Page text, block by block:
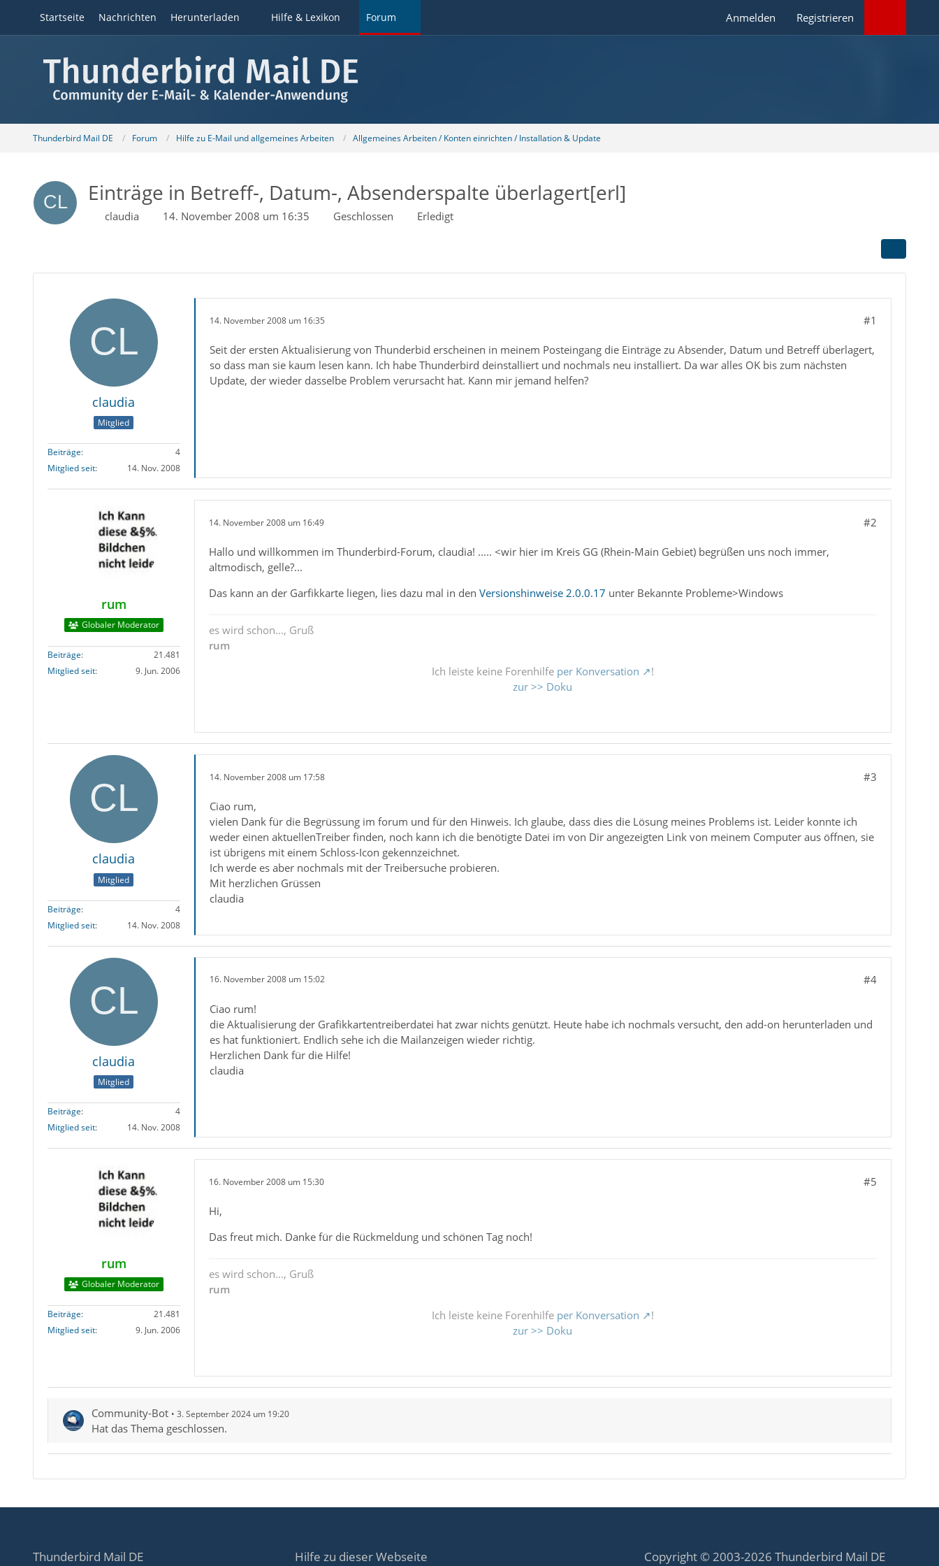
Startseite Nachrichten Herunterladen Hilfe & Lexikon Forum Anmelden Registrieren
Thunderbird Mail DE Forum Hilfe zu E-Mail und allgemeines Arbeiten Allgemeines Arbeiten / Konten einrichten / Installation & Update
Einträge in Betreff-, Datum-, Absenderspalte überlagert[erl]
claudia 14. November 2008 um 16:35 Geschlossen Erledigt
claudia
Mitglied
Beiträge
4
Mitglied seit
14. Nov. 2008
14. November 2008 um 16:35 #1
Seit der ersten Aktualisierung von Thunderbid erscheinen in meinem Posteingang die Einträge zu Absender, Datum und Betreff überlagert,
so dass man sie kaum lesen kann. Ich habe Thunderbird deinstalliert und nochmals neu installiert. Da war alles OK bis zum nächsten
Update, der wieder dasselbe Problem verursacht hat. Kann mir jemand helfen?
rum
Globaler Moderator
Beiträge
21.481
Mitglied seit
9. Jun. 2006
14. November 2008 um 16:49 #2
Hallo und willkommen im Thunderbird-Forum, claudia! ..... <wir hier im Kreis GG (Rhein-Main Gebiet) begrüßen uns noch immer,
altmodisch, gelle?...
Das kann an der Garfikkarte liegen, lies dazu mal in den Versionshinweise 2.0.0.17 unter Bekannte Probleme>Windows
es wird schon..., Gruß
rum
Ich leiste keine Forenhilfe per Konversation
!
zur >> Doku
claudia
Mitglied
Beiträge
4
Mitglied seit
14. Nov. 2008
14. November 2008 um 17:58 #3
Ciao rum,
vielen Dank für die Begrüssung im forum und für den Hinweis. Ich glaube, dass dies die Lösung meines Problems ist. Leider konnte ich
weder einen aktuellenTreiber finden, noch kann ich die benötigte Datei im von Dir angezeigten Link von meinem Computer aus öffnen, sie
ist übrigens mit einem Schloss-Icon gekennzeichnet.
Ich werde es aber nochmals mit der Treibersuche probieren.
Mit herzlichen Grüssen
claudia
claudia
Mitglied
Beiträge
4
Mitglied seit
14. Nov. 2008
16. November 2008 um 15:02 #4
Ciao rum!
die Aktualisierung der Grafikkartentreiberdatei hat zwar nichts genützt. Heute habe ich nochmals versucht, den add-on herunterladen und
es hat funktioniert. Endlich sehe ich die Mailanzeigen wieder richtig.
Herzlichen Dank für die Hilfe!
claudia
rum
Globaler Moderator
Beiträge
21.481
Mitglied seit
9. Jun. 2006
16. November 2008 um 15:30 #5
Hi,
Das freut mich. Danke für die Rückmeldung und schönen Tag noch!
es wird schon..., Gruß
rum
Ich leiste keine Forenhilfe per Konversation
!
zur >> Doku
Community-Bot 3. September 2024 um 19:20
Hat das Thema geschlossen.
Thunderbird Mail DE Hilfe zu dieser Webseite Copyright © 2003-2026 Thunderbird Mail DE